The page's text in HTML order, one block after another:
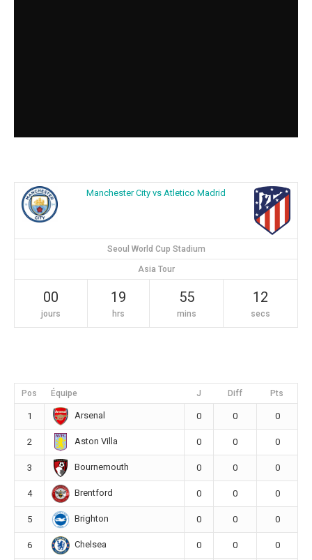
Manchester City vs Atletico Madrid
Seoul World Cup Stadium
Asia Tour
00
jours
19
hrs
55
mins
11
secs
Pos Équipe J Diff Pts
1 Arsenal 0 0 0
2 Aston Villa 0 0 0
3 Bournemouth 0 0 0
4 Brentford 0 0 0
5 Brighton 0 0 0
6 Chelsea 0 0 0